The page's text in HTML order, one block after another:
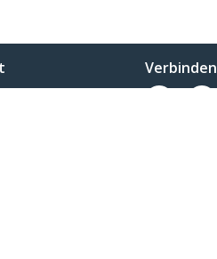
Verbinden